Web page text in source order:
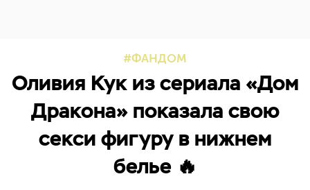
ФАНДОМ
Оливия Кук из сериала «Дом
Дракона» показала свою
секси фигуру в нижнем
белье 🔥